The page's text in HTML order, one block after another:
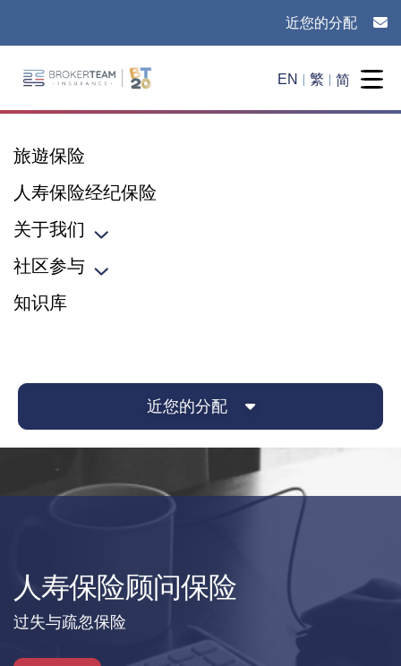
近您的分配
Main Site Logo - Go to the home page EN 繁 简
旅遊保险
人寿保险经纪保险
关于我们
社区参与
知识库
近您的分配
人寿保险经纪保险
人寿保险顾问保险
过失与疏忽保险